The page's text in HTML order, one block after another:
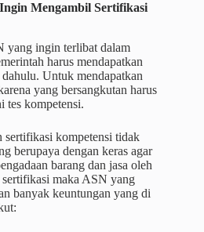
Mengambil Sertifikasi
yang ingin terlibat dalam
harus mendapatkan
Untuk mendapatkan
yang bersangkutan harus
tes kompetensi.
sertifikasi kompetensi tidak
berupaya dengan keras agar
barang dan jasa oleh
maka ASN yang
banyak keuntungan yang di